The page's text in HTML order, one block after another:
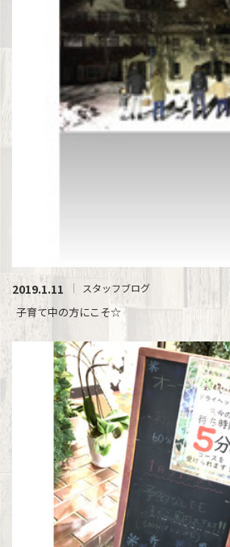
2019.1.11 スタッフブログ
子育て中の方にこそ☆